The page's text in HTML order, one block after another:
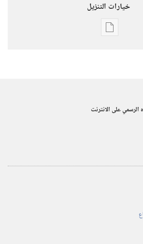
خيارات التنزيل
خيارات
الدراسية)‏
على الانترنت